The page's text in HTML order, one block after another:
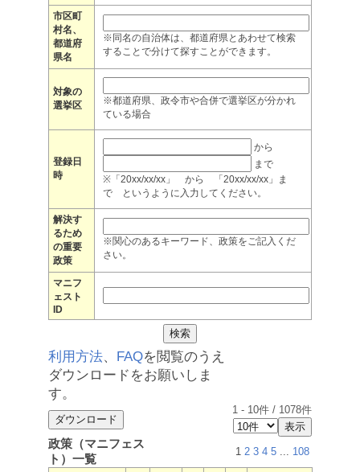
市区町
村名、
都道府
県名
※同名の自治体は、都道府県とあわせて検索
することで分けて探すことができます。
対象の
選挙区
※都道府県、政令市や合併で選挙区が分かれ
ている場合
登録日
時
から
まで
※「20xx/xx/xx」 から 「20xx/xx/xx」ま
で というように入力してください。
解決す
るため
の重要
政策
※関心のあるキーワード、政策をご記入くだ
さい。
マニフ
ェスト
ID
利用方法、 FAQを閲覧のうえ
ダウンロードをお願いしま
す。
1 - 10件 / 1078件
政策（マニフェス
ト）一覧
1 2 3 4 5 ... 108